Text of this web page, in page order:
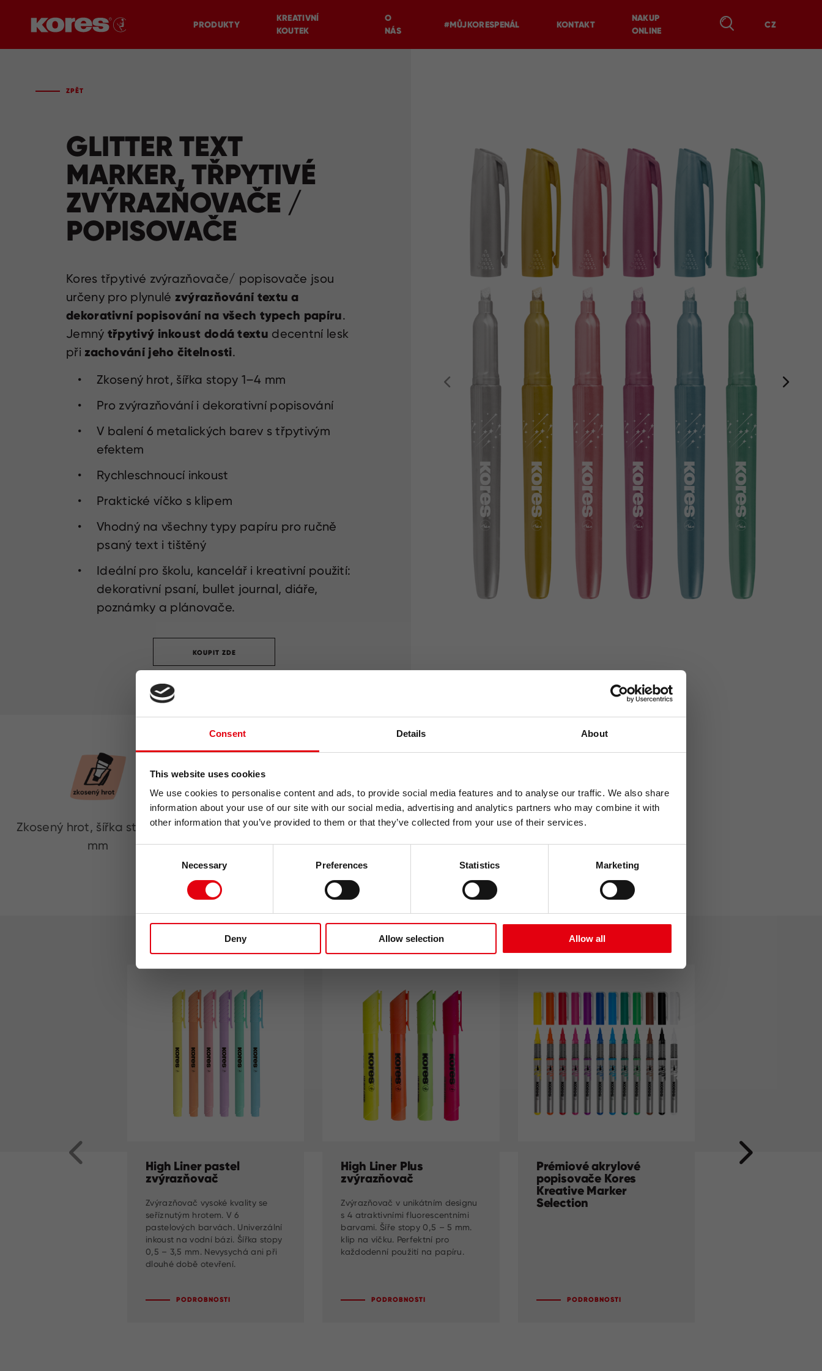
Consent Details About
This website uses cookies
We use cookies to personalise content and ads, to provide social media features and to analyse our traffic. We also share
information about your use of our site with our social media, advertising and analytics partners who may combine it with
other information that you’ve provided to them or that they’ve collected from your use of their services.
Necessary Preferences Statistics Marketing
Deny Allow selection Allow all
PRODUKTY
KREATIVNÍ
KOUTEK
O
NÁS
#MŮJKORESPENÁL KONTAKT
NAKUP
ONLINE
CZ
ZPĚT
GLITTER TEXT
MARKER, TŘPYTIVÉ
ZVÝRAZŇOVAČE /
POPISOVAČE
Kores třpytivé zvýrazňovače/ popisovače jsou
určeny pro plynulé zvýrazňování textu a
dekorativní popisování na všech typech papíru.
Jemný třpytivý inkoust dodá textu decentní lesk
při zachování jeho čitelnosti.
Zkosený hrot, šířka stopy 1–4 mm
Pro zvýrazňování i dekorativní popisování
V balení 6 metalických barev s třpytivým
efektem
Rychleschnoucí inkoust
Praktické víčko s klipem
Vhodný na všechny typy papíru pro ručně
psaný text i tištěný
Ideální pro školu, kancelář i kreativní použití:
dekorativní psaní, bullet journal, diáře,
poznámky a plánovače.
KOUPIT ZDE
Zkosený hrot, šířka stopy 1-4
mm
Odolný vůči UV záření Bezpečné pro inkoustový tisk
High Liner pastel
zvýrazňovač
Zvýrazňovač vysoké kvality se
seříznutým hrotem. V 6
pastelových barvách. Univerzální
inkoust na vodní bázi. Šířka stopy
0,5 – 3,5 mm. Nevysychá ani při
dlouhé době otevření.
PODROBNOSTI
High Liner Plus
zvýrazňovač
Zvýrazňovač v unikátním designu
s 4 atraktivními fluorescentními
barvami. Šíře stopy 0,5 – 5 mm.
klip na víčku. Perfektní pro
každodenní použití na papíru.
PODROBNOSTI
Prémiové akrylové
popisovače Kores
Kreative Marker
Selection
PODROBNOSTI
Permanentní
Už vám nic
a nikdy vám nic neunikne.
Při přihlášení tematická
vystřihovánka zdarma na email.